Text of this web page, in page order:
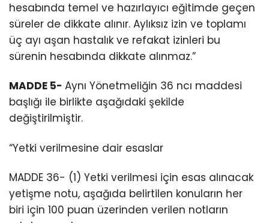
hesabında temel ve hazırlayıcı eğitimde geçen
süreler de dikkate alınır. Aylıksız izin ve toplamı
üç ayı aşan hastalık ve refakat izinleri bu
sürenin hesabında dikkate alınmaz.”
MADDE 5- Aynı Yönetmeliğin 36 ncı maddesi
başlığı ile birlikte aşağıdaki şekilde
değiştirilmiştir.
“Yetki verilmesine dair esaslar
MADDE 36- (1) Yetki verilmesi için esas alınacak
yetişme notu, aşağıda belirtilen konuların her
biri için 100 puan üzerinden verilen notların